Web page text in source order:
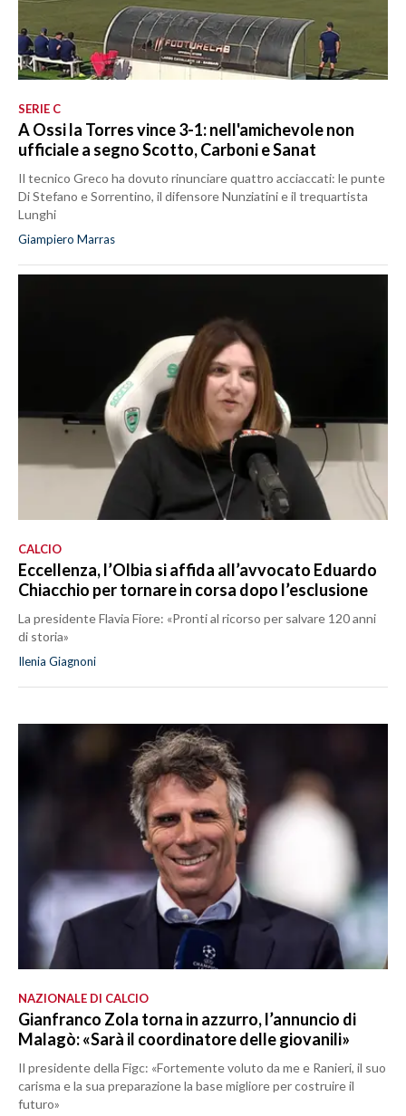
SERIE C
A Ossi la Torres vince 3-1: nell'amichevole non
ufficiale a segno Scotto, Carboni e Sanat
Il tecnico Greco ha dovuto rinunciare quattro acciaccati: le punte
Di Stefano e Sorrentino, il difensore Nunziatini e il trequartista
Lunghi
Giampiero Marras
CALCIO
Eccellenza, l’Olbia si affida all’avvocato Eduardo
Chiacchio per tornare in corsa dopo l’esclusione
La presidente Flavia Fiore: «Pronti al ricorso per salvare 120 anni
di storia»
Ilenia Giagnoni
NAZIONALE DI CALCIO
Gianfranco Zola torna in azzurro, l’annuncio di
Malagò: «Sarà il coordinatore delle giovanili»
Il presidente della Figc: «Fortemente voluto da me e Ranieri, il suo
carisma e la sua preparazione la base migliore per costruire il
futuro»